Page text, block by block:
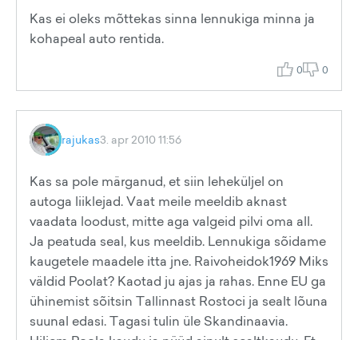
Kas ei oleks mõttekas sinna lennukiga minna ja
kohapeal auto rentida.
0 0
rajukas3. apr 2010 11:56
Kas sa pole märganud, et siin leheküljel on
autoga liiklejad. Vaat meile meeldib aknast
vaadata loodust, mitte aga valgeid pilvi oma all.
Ja peatuda seal, kus meeldib. Lennukiga sõidame
kaugetele maadele itta jne. Raivoheidok1969 Miks
väldid Poolat? Kaotad ju ajas ja rahas. Enne EU ga
ühinemist sõitsin Tallinnast Rostoci ja sealt lõuna
suunal edasi. Tagasi tulin üle Skandinaavia.